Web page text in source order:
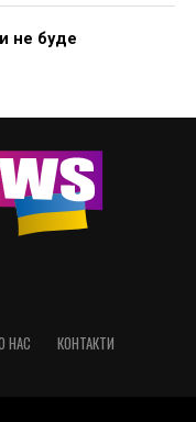
не буде
НАС КОНТАКТИ